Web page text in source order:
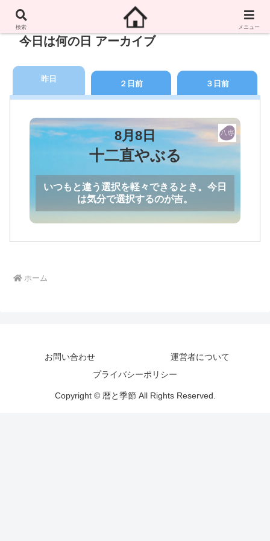
今日は何の日 アーカイブ
昨日
２日前 ３日前
8月8日
十二直やぶる
いつもと違う選択を軽々できるとき。今日
は気分で選択するのが吉。
ホーム
お問い合わせ
運営者について
プライバシーポリシー
Copyright © 暦と季節 All Rights Reserved.
検索 メニュー